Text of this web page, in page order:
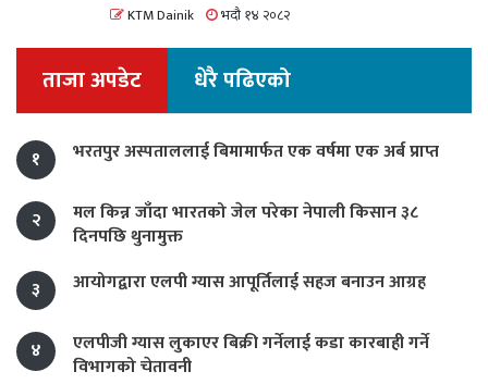
KTM Dainik भदौ १४ २०८२
ताजा अपडेट धेरै पढिएको
१ भरतपुर अस्पताललाई बिमामार्फत एक वर्षमा एक अर्ब प्राप्त
२
मल किन्न जाँदा भारतको जेल परेका नेपाली किसान ३८
दिनपछि थुनामुक्त
३
आयोगद्वारा एलपी ग्यास आपूर्तिलाई सहज बनाउन आग्रह
४
एलपीजी ग्यास लुकाएर बिक्री गर्नेलाई कडा कारबाही गर्ने
विभागको चेतावनी